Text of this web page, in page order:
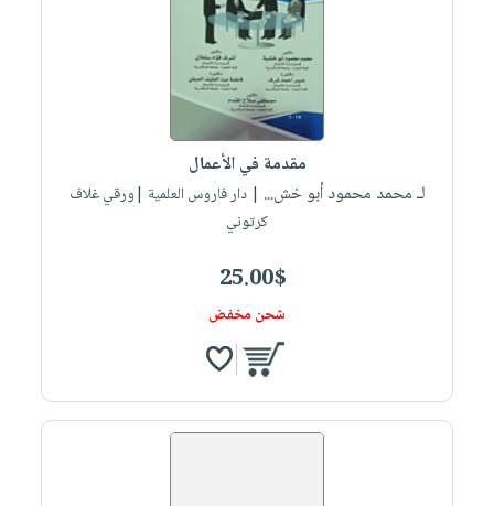
مقدمة في الأعمال
لـ محمد محمود أبو خش... | دار فاروس العلمية |ورقي غلاف
كرتوني
25.00$
شحن مخفض